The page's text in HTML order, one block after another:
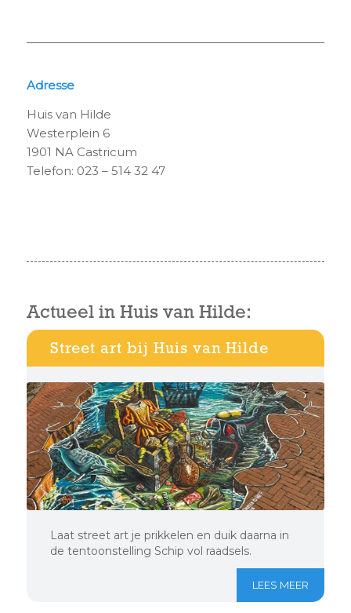
Adresse
Huis van Hilde
Westerplein 6
1901 NA Castricum
Telefon: 023 – 514 32 47
Actueel in Huis van Hilde:
Street art bij Huis van Hilde
Laat street art je prikkelen en duik daarna in
de tentoonstelling Schip vol raadsels.
LEES MEER